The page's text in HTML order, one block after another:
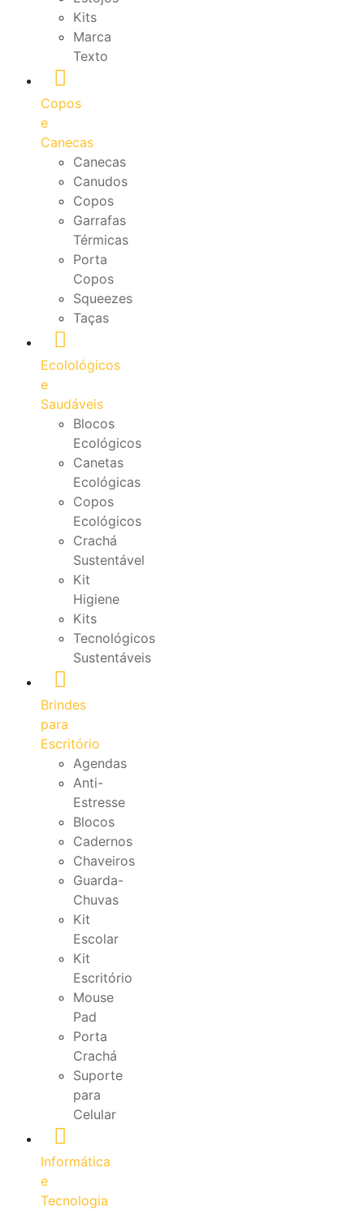
Kits
Marca
Texto
Copos
e
Canecas
Canecas
Canudos
Copos
Garrafas
Térmicas
Porta
Copos
Squeezes
Taças
Ecolológicos
e
Saudáveis
Blocos
Ecológicos
Canetas
Ecológicas
Copos
Ecológicos
Crachá
Sustentável
Kit
Higiene
Kits
Tecnológicos
Sustentáveis
Brindes
para
Escritório
Agendas
Anti-
Estresse
Blocos
Cadernos
Chaveiros
Guarda-
Chuvas
Kit
Escolar
Kit
Escritório
Mouse
Pad
Porta
Crachá
Suporte
para
Celular
Informática
e
Tecnologia